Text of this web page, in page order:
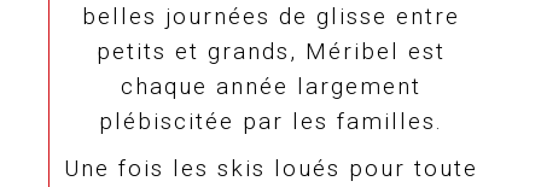
belles journées de glisse entre
petits et grands, Méribel est
chaque année largement
plébiscitée par les familles.
Une fois les skis loués pour toute